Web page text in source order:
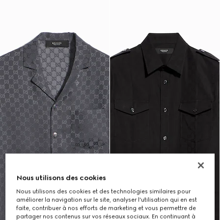
Nous utilisons des cookies
Nous utilisons des cookies et des technologies similaires pour
améliorer la navigation sur le site, analyser l'utilisation qui en est
faite, contribuer à nos efforts de marketing et vous permettre de
partager nos contenus sur vos réseaux sociaux. En continuant à